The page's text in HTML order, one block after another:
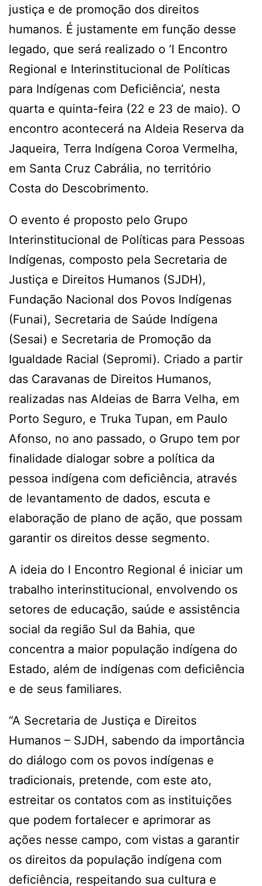
justiça e de promoção dos direitos
humanos. É justamente em função desse
legado, que será realizado o ‘I Encontro
Regional e Interinstitucional de Políticas
para Indígenas com Deficiência’, nesta
quarta e quinta-feira (22 e 23 de maio). O
encontro acontecerá na Aldeia Reserva da
Jaqueira, Terra Indígena Coroa Vermelha,
em Santa Cruz Cabrália, no território
Costa do Descobrimento.
O evento é proposto pelo Grupo
Interinstitucional de Políticas para Pessoas
Indígenas, composto pela Secretaria de
Justiça e Direitos Humanos (SJDH),
Fundação Nacional dos Povos Indígenas
(Funai), Secretaria de Saúde Indígena
(Sesai) e Secretaria de Promoção da
Igualdade Racial (Sepromi). Criado a partir
das Caravanas de Direitos Humanos,
realizadas nas Aldeias de Barra Velha, em
Porto Seguro, e Truka Tupan, em Paulo
Afonso, no ano passado, o Grupo tem por
finalidade dialogar sobre a política da
pessoa indígena com deficiência, através
de levantamento de dados, escuta e
elaboração de plano de ação, que possam
garantir os direitos desse segmento.
A ideia do I Encontro Regional é iniciar um
trabalho interinstitucional, envolvendo os
setores de educação, saúde e assistência
social da região Sul da Bahia, que
concentra a maior população indígena do
Estado, além de indígenas com deficiência
e de seus familiares.
“A Secretaria de Justiça e Direitos
Humanos – SJDH, sabendo da importância
do diálogo com os povos indígenas e
tradicionais, pretende, com este ato,
estreitar os contatos com as instituições
que podem fortalecer e aprimorar as
ações nesse campo, com vistas a garantir
os direitos da população indígena com
deficiência, respeitando sua cultura e